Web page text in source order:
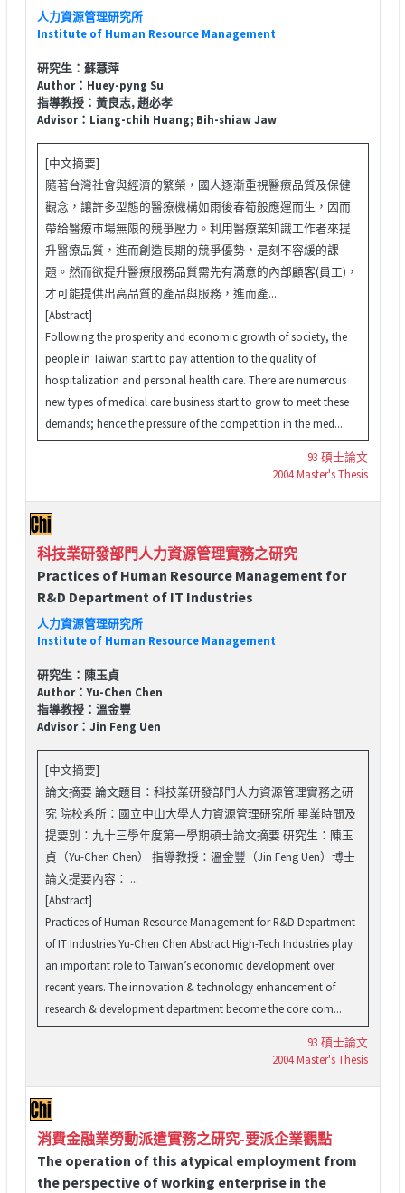
人力資源管理研究所
Institute of Human Resource Management
研究生：蘇慧萍
Author：Huey-pyng Su
指導教授：黃良志, 趙必孝
Advisor：Liang-chih Huang; Bih-shiaw Jaw
[中文摘要]
隨著台灣社會與經濟的繁榮，國人逐漸重視醫療品質及保健
觀念，讓許多型態的醫療機構如雨後春筍般應運而生，因而
帶給醫療市場無限的競爭壓力。利用醫療業知識工作者來提
升醫療品質，進而創造長期的競爭優勢，是刻不容緩的課
題。然而欲提升醫療服務品質需先有滿意的內部顧客(員工)，
才可能提供出高品質的產品與服務，進而產...
[Abstract]
Following the prosperity and economic growth of society, the
people in Taiwan start to pay attention to the quality of
hospitalization and personal health care. There are numerous
new types of medical care business start to grow to meet these
demands; hence the pressure of the competition in the med...
93 碩士論文
2004 Master's Thesis
科技業研發部門人力資源管理實務之研究
Practices of Human Resource Management for
R&D Department of IT Industries
人力資源管理研究所
Institute of Human Resource Management
研究生：陳玉貞
Author：Yu-Chen Chen
指導教授：溫金豐
Advisor：Jin Feng Uen
[中文摘要]
論文摘要 論文題目：科技業研發部門人力資源管理實務之研
究 院校系所：國立中山大學人力資源管理研究所 畢業時間及
提要別：九十三學年度第一學期碩士論文摘要 研究生：陳玉
貞（Yu-Chen Chen） 指導教授：溫金豐（Jin Feng Uen）博士
論文提要內容： ...
[Abstract]
Practices of Human Resource Management for R&D Department
of IT Industries Yu-Chen Chen Abstract High-Tech Industries play
an important role to Taiwan’s economic development over
recent years. The innovation & technology enhancement of
research & development department become the core com...
93 碩士論文
2004 Master's Thesis
消費金融業勞動派遣實務之研究-要派企業觀點
The operation of this atypical employment from
the perspective of working enterprise in the